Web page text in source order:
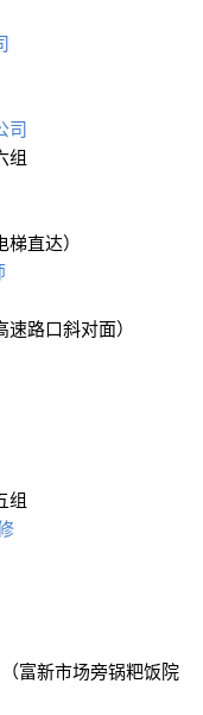
司
组
直达）
路口斜对面）
组
富新市场旁锅粑饭院